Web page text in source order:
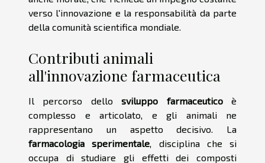
verso l'innovazione e la responsabilità da parte
della comunità scientifica mondiale.
Contributi animali
all'innovazione farmaceutica
Il percorso dellosviluppo farmaceuticoè
complesso e articolato, e gli animali ne
rappresentano un aspetto decisivo. La
farmacologia sperimentale, disciplina che si
occupa di studiare gli effetti dei composti